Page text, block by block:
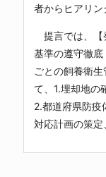
者からヒアリン
提言では、【
基準の遵守徹
ごとの飼養衛
て、1.埋却地の
2.都道府県防疫
対応計画の策定